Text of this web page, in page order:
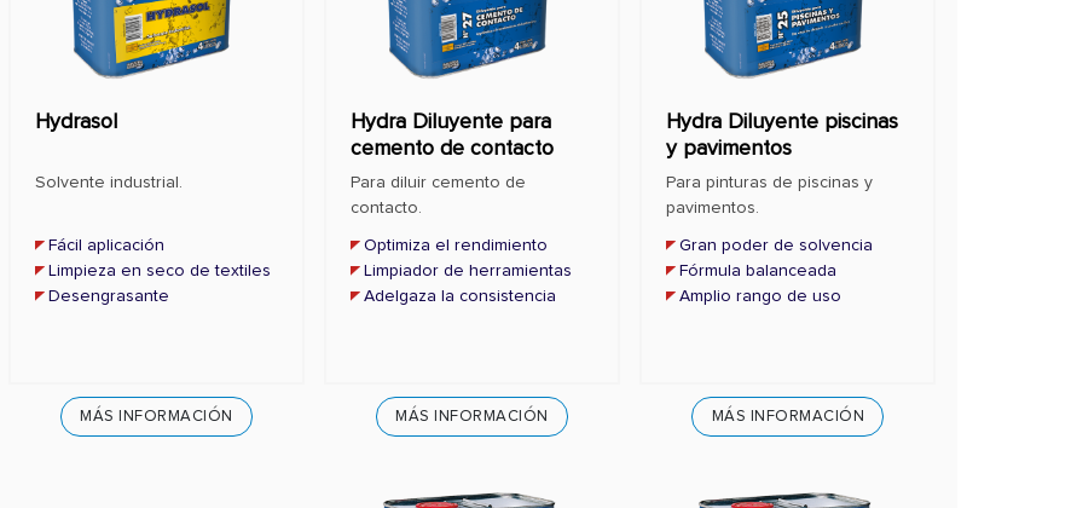
Hydrasol
Solvente industrial.
Fácil aplicación
Limpieza en seco de textiles
Desengrasante
MÁS INFORMACIÓN
Hydra Diluyente para
cemento de contacto
Para diluir cemento de
contacto.
Optimiza el rendimiento
Limpiador de herramientas
Adelgaza la consistencia
MÁS INFORMACIÓN
Hydra Diluyente piscinas
y pavimentos
Para pinturas de piscinas y
pavimentos.
Gran poder de solvencia
Fórmula balanceada
Amplio rango de uso
MÁS INFORMACIÓN